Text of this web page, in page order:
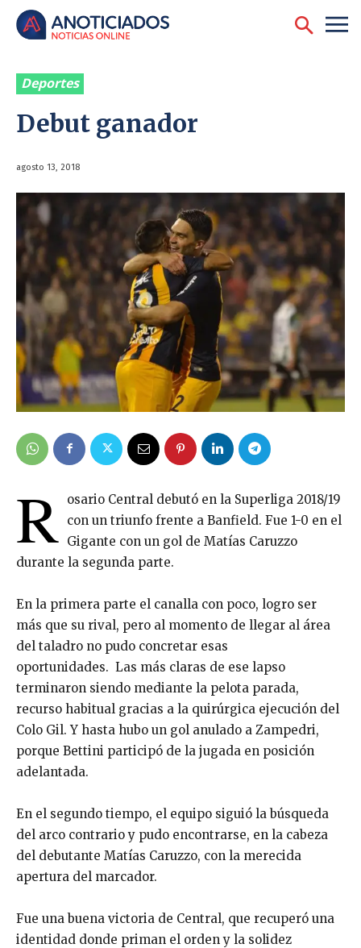
Deportes
Debut ganador
agosto 13, 2018
R osario Central debutó en la Superliga 2018/19
con un triunfo frente a Banfield. Fue 1-0 en el
Gigante con un gol de Matías Caruzzo
durante la segunda parte.
En la primera parte el canalla con poco, logro ser
más que su rival, pero al momento de llegar al área
del taladro no pudo concretar esas
oportunidades. Las más claras de ese lapso
terminaron siendo mediante la pelota parada,
recurso habitual gracias a la quirúrgica ejecución del
Colo Gil. Y hasta hubo un gol anulado a Zampedri,
porque Bettini participó de la jugada en posición
adelantada.
En el segundo tiempo, el equipo siguió la búsqueda
del arco contrario y pudo encontrarse, en la cabeza
del debutante Matías Caruzzo, con la merecida
apertura del marcador.
Fue una buena victoria de Central, que recuperó una
identidad donde priman el orden y la solidez